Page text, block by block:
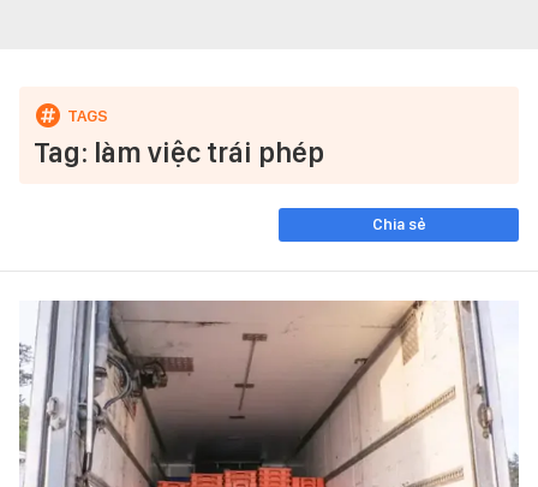
Tag: làm việc trái phép
Chia sẻ